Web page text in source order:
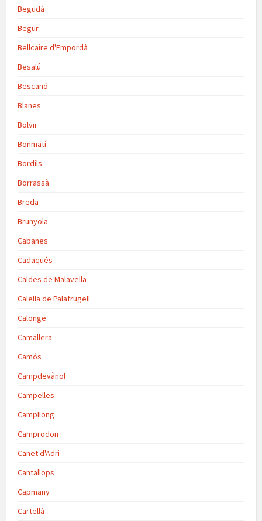
Begudà
Begur
Bellcaire d'Empordà
Besalú
Bescanó
Blanes
Bolvir
Bonmatí
Bordils
Borrassà
Breda
Brunyola
Cabanes
Cadaqués
Caldes de Malavella
Calella de Palafrugell
Calonge
Camallera
Camós
Campdevànol
Campelles
Campllong
Camprodon
Canet d'Adri
Cantallops
Capmany
Cartellà